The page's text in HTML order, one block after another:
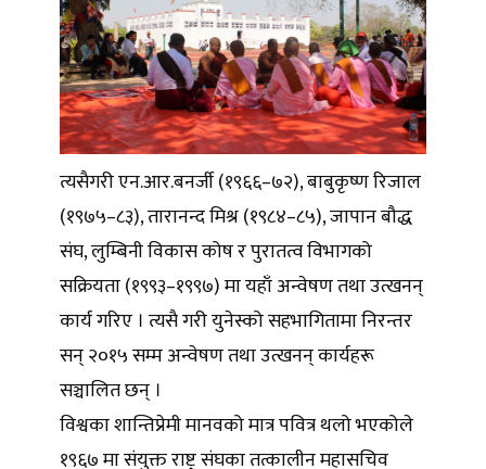
त्यसैगरी एन.आर.बनर्जी (१९६६–७२), बाबुकृष्ण रिजाल
(१९७५–८३), तारानन्द मिश्र (१९८४–८५), जापान बौद्ध
संघ, लुम्बिनी विकास कोष र पुरातत्व विभागको
सक्रियता (१९९३–१९९७) मा यहाँ अन्वेषण तथा उत्खनन्
कार्य गरिए । त्यसै गरी युनेस्को सहभागितामा निरन्तर
सन् २०१५ सम्म अन्वेषण तथा उत्खनन् कार्यहरू
सञ्चालित छन् ।
विश्वका शान्तिप्रेमी मानवको मात्र पवित्र थलो भएकोले
१९६७ मा संयुक्त राष्ट्र संघका तत्कालीन महासचिव